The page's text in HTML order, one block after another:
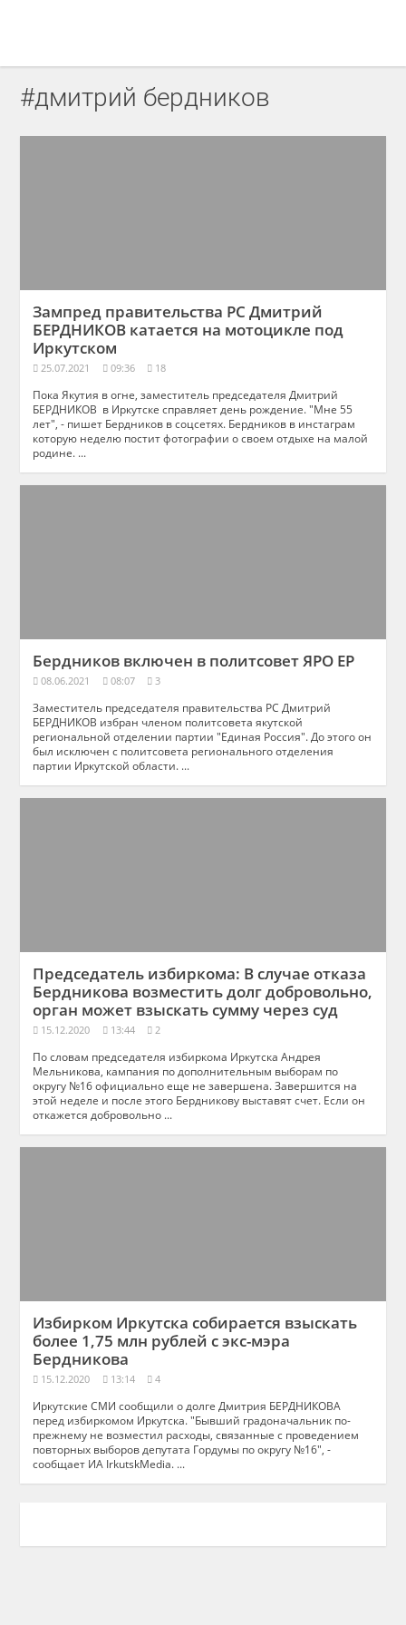
#дмитрий бердников
Зампред правительства РС Дмитрий
БЕРДНИКОВ катается на мотоцикле под
Иркутском
25.07.2021 09:36 18
Пока Якутия в огне, заместитель председателя Дмитрий
БЕРДНИКОВ в Иркутске справляет день рождение. "Мне 55
лет", - пишет Бердников в соцсетях. Бердников в инстаграм
которую неделю постит фотографии о своем отдыхе на малой
родине. ...
Бердников включен в политсовет ЯРО ЕР
08.06.2021 08:07 3
Заместитель председателя правительства РС Дмитрий
БЕРДНИКОВ избран членом политсовета якутской
региональной отделении партии "Единая Россия". До этого он
был исключен с политсовета регионального отделения
партии Иркутской области. ...
Председатель избиркома: В случае отказа
Бердникова возместить долг добровольно,
орган может взыскать сумму через суд
15.12.2020 13:44 2
По словам председателя избиркома Иркутска Андрея
Мельникова, кампания по дополнительным выборам по
округу №16 официально еще не завершена. Завершится на
этой неделе и после этого Бердникову выставят счет. Если он
откажется добровольно ...
Избирком Иркутска собирается взыскать
более 1,75 млн рублей с экс-мэра
Бердникова
15.12.2020 13:14 4
Иркутские СМИ сообщили о долге Дмитрия БЕРДНИКОВА
перед избиркомом Иркутска. "Бывший градоначальник по-
прежнему не возместил расходы, связанные с проведением
повторных выборов депутата Гордумы по округу №16", -
сообщает ИА IrkutskMedia. ...